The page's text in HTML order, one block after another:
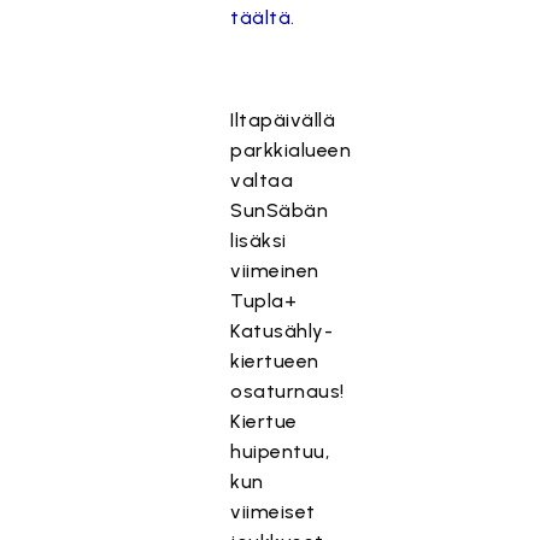
täältä.
Iltapäivällä
parkkialueen
valtaa
SunSäbän
lisäksi
viimeinen
Tupla+
Katusähly-
kiertueen
osaturnaus!
Kiertue
huipentuu,
kun
viimeiset